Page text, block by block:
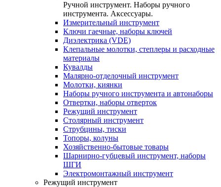
Ручной инструмент. Наборы ручного
инструмента. Аксессуары.
Измерительный инструмент
Ключи гаечные, наборы ключей
Диэлектрика (VDE)
Клепальные молотки, степлеры и расходные
материалы
Кувалды
Малярно-отделочный инструмент
Молотки, киянки
Наборы ручного инструмента и автонаборы
Отвертки, наборы отверток
Режущий инструмент
Столярный инструмент
Струбцины, тиски
Топоры, колуны
Хозяйственно-бытовые товары
Шарнирно-губцевый инструмент, наборы
ШГИ
Электромонтажный инструмент
Режущий инструмент